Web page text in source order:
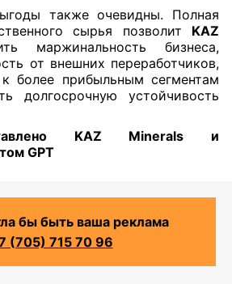
также очевидны. Полная
сырья позволит KAZ
маржинальность бизнеса,
от внешних переработчиков,
более прибыльным сегментам
долгосрочную устойчивость
KAZ Minerals и
GPT
бы быть ваша реклама
(705) 715 70 96